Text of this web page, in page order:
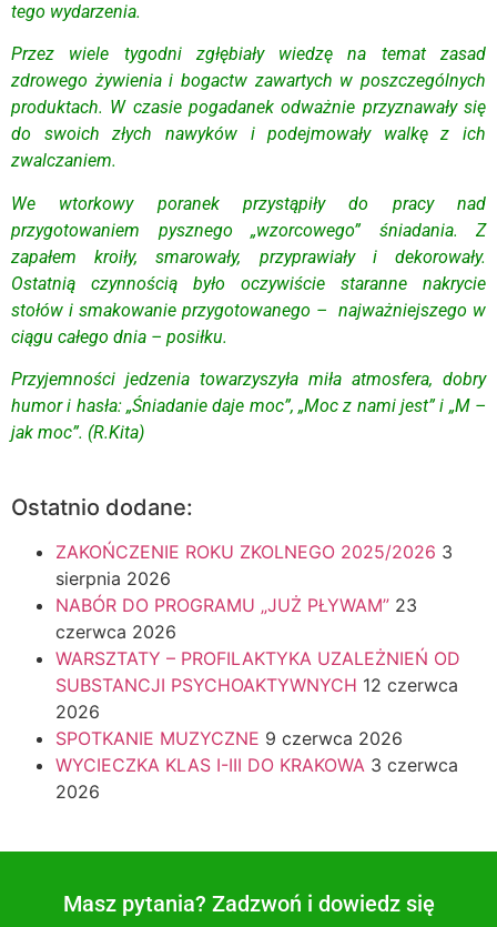
tego wydarzenia.
Przez wiele tygodni zgłębiały wiedzę na temat zasad
zdrowego żywienia i bogactw zawartych w poszczególnych
produktach. W czasie pogadanek odważnie przyznawały się
do swoich złych nawyków i podejmowały walkę z ich
zwalczaniem.
We wtorkowy poranek przystąpiły do pracy nad
przygotowaniem pysznego „wzorcowego” śniadania. Z
zapałem kroiły, smarowały, przyprawiały i dekorowały.
Ostatnią czynnością było oczywiście staranne nakrycie
stołów i smakowanie przygotowanego – najważniejszego w
ciągu całego dnia – posiłku.
Przyjemności jedzenia towarzyszyła miła atmosfera, dobry
humor i hasła: „Śniadanie daje moc”, „Moc z nami jest” i „M –
jak moc”. (R.Kita)
Ostatnio dodane:
ZAKOŃCZENIE ROKU ZKOLNEGO 2025/2026 3
sierpnia 2026
NABÓR DO PROGRAMU „JUŻ PŁYWAM” 23
czerwca 2026
WARSZTATY – PROFILAKTYKA UZALEŻNIEŃ OD
SUBSTANCJI PSYCHOAKTYWNYCH 12 czerwca
2026
SPOTKANIE MUZYCZNE 9 czerwca 2026
WYCIECZKA KLAS I-III DO KRAKOWA 3 czerwca
2026
Masz pytania? Zadzwoń i dowiedz się